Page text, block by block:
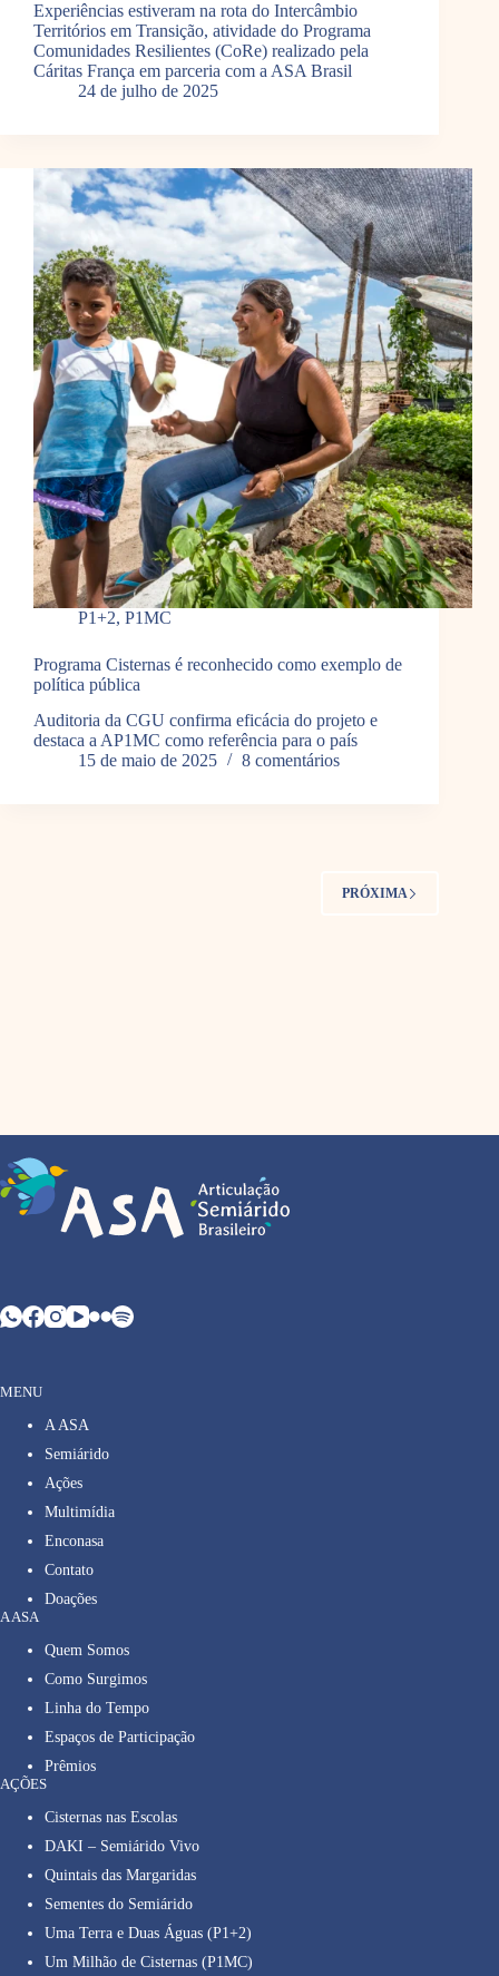
Experiências estiveram na rota do Intercâmbio
Territórios em Transição, atividade do Programa
Comunidades Resilientes (CoRe) realizado pela
Cáritas França em parceria com a ASA Brasil
24 de julho de 2025
P1+2, P1MC
Programa Cisternas é reconhecido como exemplo de
política pública
Auditoria da CGU confirma eficácia do projeto e
destaca a AP1MC como referência para o país
15 de maio de 2025
8 comentários
PRÓXIMA
MENU
A ASA
Semiárido
Ações
Multimídia
Enconasa
Contato
Doações
A ASA
Quem Somos
Como Surgimos
Linha do Tempo
Espaços de Participação
Prêmios
AÇÕES
Cisternas nas Escolas
DAKI – Semiárido Vivo
Quintais das Margaridas
Sementes do Semiárido
Uma Terra e Duas Águas (P1+2)
Um Milhão de Cisternas (P1MC)